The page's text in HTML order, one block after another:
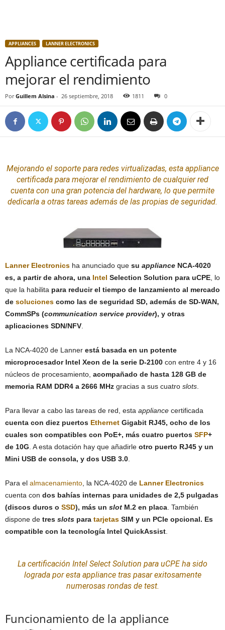
APPLIANCES LANNER ELECTRONICS
Appliance certificada para
mejorar el rendimiento
Por Guillem Alsina - 26 septiembre, 2018 1811 0
Mejorando el soporte para redes virtualizadas, esta appliance
certificada para mejorar el rendimiento de cualquier red
cuenta con una gran potencia del hardware, lo que permite
dedicarla a otras tareas además de las propias de seguridad.
Lanner Electronics ha anunciado que su appliance NCA-4020
es, a partir de ahora, una Intel Selection Solution para uCPE , lo
que la habilita para reducir el tiempo de lanzamiento al mercado
de soluciones como las de seguridad SD, además de SD-WAN,
CommSPs (communication service provider), y otras
aplicaciones SDN/NFV
La NCA-4020 de Lanner está basada en un potente
microprocesador Intel Xeon de la serie D-2100 con entre 4 y 16
núcleos de procesamiento, acompañado de hasta 128 GB de
memoria RAM DDR4 a 2666 MHz gracias a sus cuatro slots
Para llevar a cabo las tareas de red, esta appliance certificada
cuenta con diez puertos Ethernet Gigabit RJ45, ocho de los
cuales son compatibles con PoE+, más cuatro puertos SFP+
de 10G . A esta dotación hay que añadirle otro puerto RJ45 y un
Mini USB de consola, y dos USB 3.0
Para el almacenamiento , la NCA-4020 de Lanner Electronics
cuenta con dos bahías internas para unidades de 2,5 pulgadas
(discos duros o SSD), más un slot M.2 en placa . También
dispone de tres slots para tarjetas SIM y un PCIe opcional. Es
compatible con la tecnología Intel QuickAssist
La certificación Intel Select Solution para uCPE ha sido
lograda por esta appliance tras pasar exitosamente
numerosas rondas de test.
Funcionamiento de la appliance